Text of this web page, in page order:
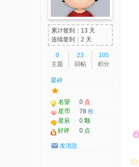
累计签到：13 天
连续签到：2 天
0
主题
23
回帖
105
积分
星碎
名望 0 点
星币
78 枚
星辰
0 颗
好评
0 点
发消息